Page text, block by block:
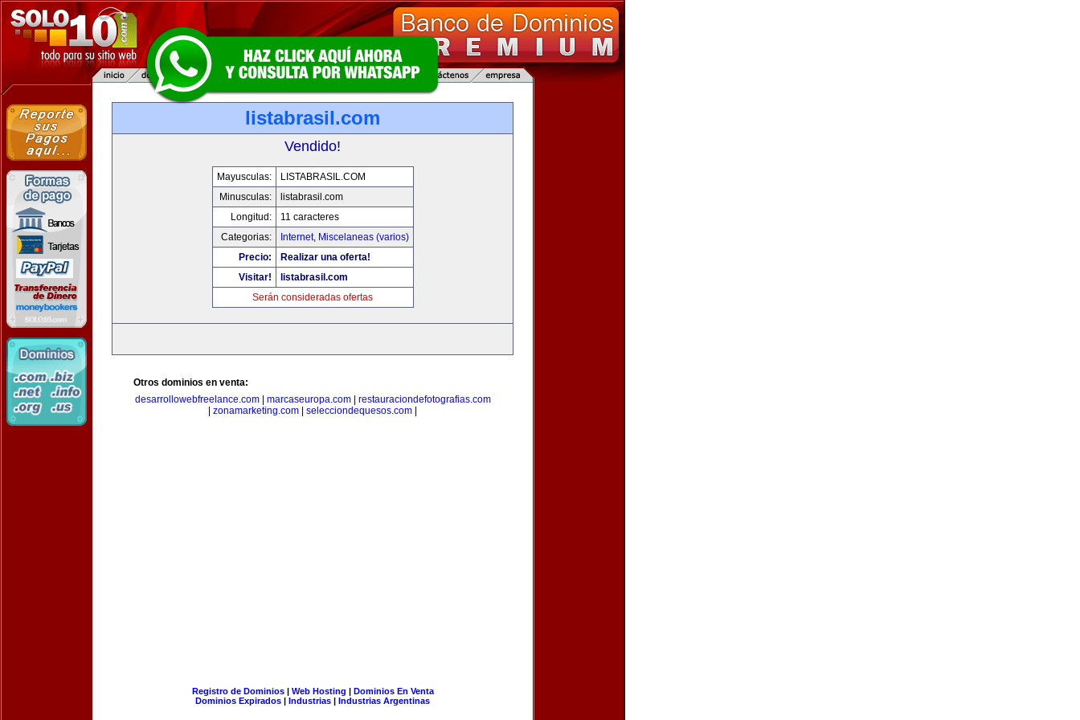
listabrasil.com
Vendido!
Mayusculas:
LISTABRASIL.COM
Minusculas:
listabrasil.com
Longitud:
11 caracteres
Categorias:
Internet, Miscelaneas (varios)
Precio:
Realizar una oferta!
Visitar!
listabrasil.com
Serán consideradas ofertas
Otros dominios en venta:
desarrollowebfreelance.com| marcaseuropa.com| restauraciondefotografias.com
zonamarketing.com selecciondequesos.com
Registro de Dominios| Web Hosting | Dominios En Venta
Dominios Expirados | Industrias | Industrias Argentinas